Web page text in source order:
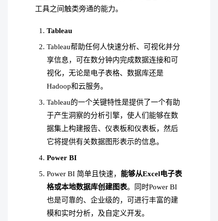
工具之间触类旁通的能力。
Tableau
Tableau帮助任何人快速分析、可视化并分
享信息，可在数分钟内完成数据连接和可
视化，无论是电子表格、数据库还是
Hadoop和云服务。
Tableau的一个关键特性是提供了一个有助
于产生洞察的分析引擎，使人们能够在数
据集上构建报告、仪表板和仪表板，然后
它将提供有关数据图形表示的信息。
Power BI
Power BI 简单且快速， 能够从Excel电子表
格或本地数据库创建图表。同时Power BI
也是可靠的、企业级的，可进行丰富的建
模和实时分析，及自定义开发。